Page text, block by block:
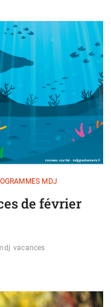
MDJ
de février
vacances